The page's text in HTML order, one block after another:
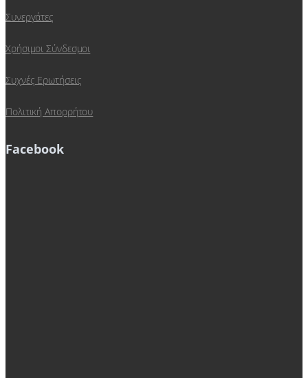
Συνεργάτες
Χρήσιμοι Σύνδεσμοι
Συχνές Ερωτήσεις
Πολιτική Απορρήτου
Facebook